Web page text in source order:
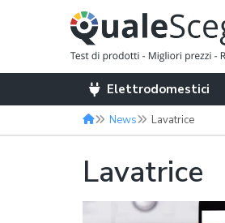
Elettrodomestici
News Lavatrice
Lavatrice